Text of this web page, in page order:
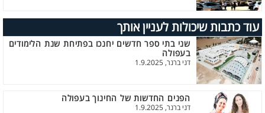
עוד כתבות שיכולות לעניין אותך
שני בתי ספר חדשים יחנכו בפתיחת שנת הלימודים
בעפולה
דני ברנר, 1.9.2025
הפנים החדשות של החינוך בעפולה
דני ברנר, 1.9.2025